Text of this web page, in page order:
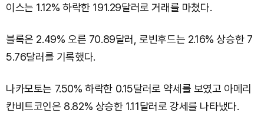
이스는 1.12% 하락한 191.29달러로 거래를 마쳤다.
블록은 2.49% 오른 70.89달러, 로빈후드는 2.16% 상승한 7
5.76달러를 기록했다.
나카모토는 7.50% 하락한 0.15달러로 약세를 보였고 아메리
칸비트코인은 8.82% 상승한 1.11달러로 강세를 나타냈다.